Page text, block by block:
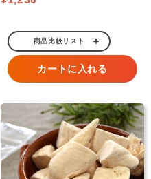
商品比較リスト
カートに入れる